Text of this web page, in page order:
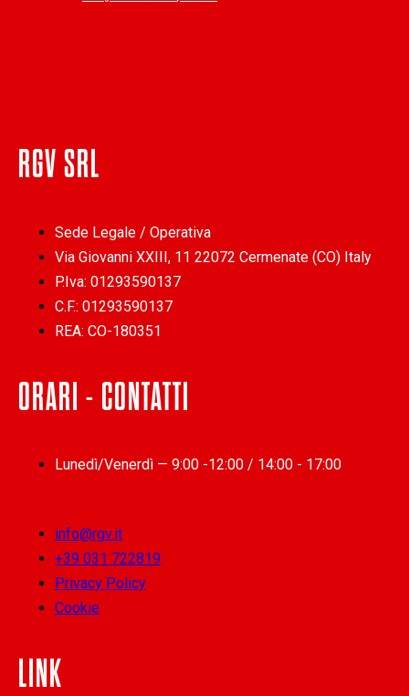
RGV SRL
Sede Legale / Operativa
Via Giovanni XXIII, 11 22072 Cermenate (CO) Italy
P.Iva: 01293590137
C.F.: 01293590137
REA: CO-180351
ORARI - CONTATTI
Lunedì/Venerdì — 9:00 -12:00 / 14:00 - 17:00
info@rgv.it
+39 031 722819
Privacy Policy
Cookie
LINK